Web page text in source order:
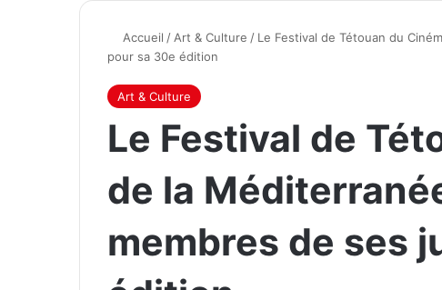
Accueil / Art & Culture / Le Festival de Tétouan du
pour sa 30e édition
Art & Culture
Le Festival de
de la
membres de ses